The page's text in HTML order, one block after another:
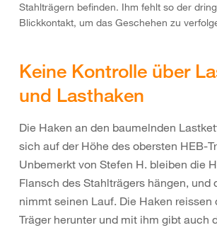
Stahlträgern befinden. Ihm fehlt so der
Blickkontakt, um das Geschehen zu
Keine Kontrolle über
und Lasthaken
Die Haken an den baumelnden
sich auf der Höhe des obersten HEB-
Unbemerkt von Stefen H. bleiben die
Flansch des Stahlträgers hängen, und
nimmt seinen Lauf. Die Haken reissen
Träger herunter und mit ihm gibt auch